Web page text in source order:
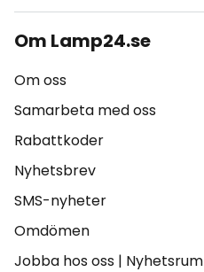
Om Lamp24.se
Om oss
Samarbeta med oss
Rabattkoder
Nyhetsbrev
SMS-nyheter
Omdömen
Jobba hos oss | Nyhetsrum